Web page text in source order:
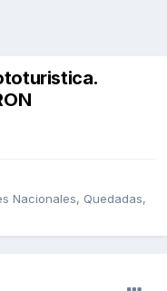
Nacionales, Quedadas,